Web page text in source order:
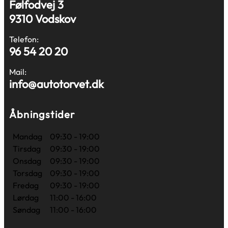
Følfodvej 3
9310 Vodskov
Telefon:
96 54 20 20
Mail:
info@autotorvet.dk
Åbningstider
Mandag
09:30 - 19:00
Tirsdag
09:30 - 19:00
Onsdag
09:30 - 19:00
Torsdag
09:30 - 19:00
Fredag
09:30 - 19:00
Lørdag
11:00 - 16:00
Søndag
11:00 - 16:00